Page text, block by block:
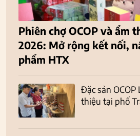
Phiên chợ OCOP và ẩm
2026: Mở rộng kết nối,
phẩm HTX
Đặc sản OCOP
thiệu tại phố